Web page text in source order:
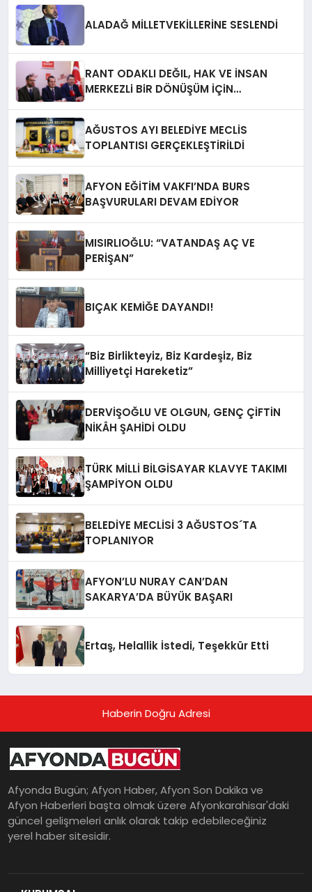
ALADAĞ MİLLETVEKİLLERİNE SESLENDİ
RANT ODAKLI DEĞIL, HAK VE İNSAN
MERKEZLi BiR DÖNÜŞÜM İÇiN
AĞUSTOS AYI BELEDİYE MECLİS
TOPLANTISI GERÇEKLEŞTİRİLDİ
AFYON EĞİTİM VAKFI’NDA BURS
BAŞVURULARI DEVAM EDİYOR
MISIRLIOĞLU: “VATANDAŞ AÇ VE
PERİŞAN”
BIÇAK KEMİĞE DAYANDI!
“Biz Birlikteyiz, Biz Kardeşiz, Biz
Milliyetçi Hareketiz”
DERVİŞOĞLU VE OLGUN, GENÇ ÇİFTİN
NİKÂH ŞAHİDİ OLDU
TÜRK MİLLİ BİLGİSAYAR KLAVYE TAKIMI
ŞAMPİYON OLDU
BELEDİYE MECLİSİ 3 AĞUSTOS´TA
TOPLANIYOR
AFYON’LU NURAY CAN’DAN
SAKARYA’DA BÜYÜK BAŞARI
Ertaş, Helallik İstedi, Teşekkür Etti
Haberin Doğru Adresi
Afyonda Bugün; Afyon Haber, Afyon Son Dakika ve
Afyon Haberleri başta olmak üzere Afyonkarahisar'daki
güncel gelişmeleri anlık olarak takip edebileceğiniz
yerel haber sitesidir.